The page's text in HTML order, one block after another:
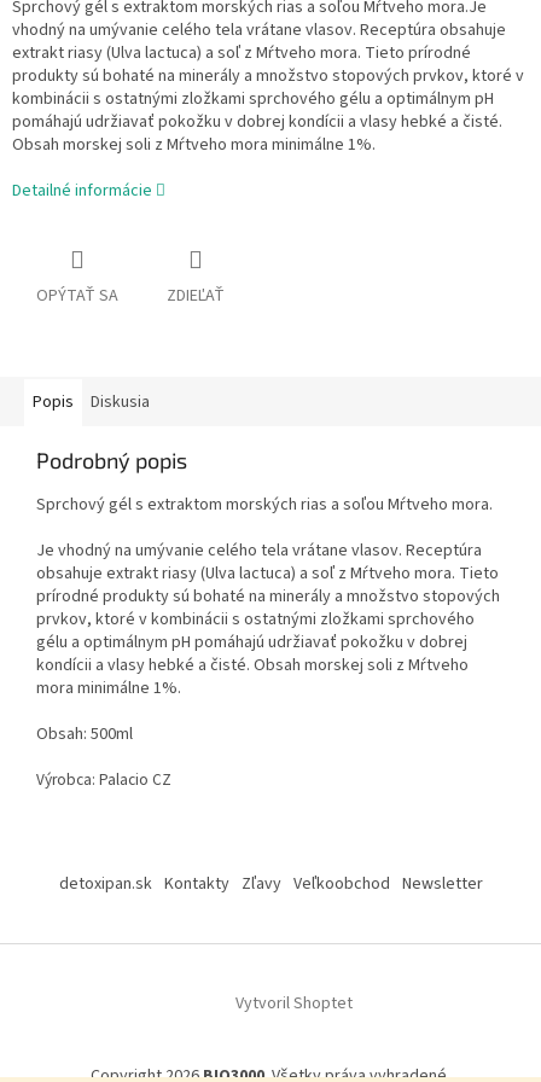
Sprchový gél s extraktom morských rias a soľou Mŕtveho mora.Je
vhodný na umývanie celého tela vrátane vlasov. Receptúra obsahuje
extrakt riasy (Ulva lactuca) a soľ z Mŕtveho mora. Tieto prírodné
produkty sú bohaté na minerály a množstvo stopových prvkov, ktoré v
kombinácii s ostatnými zložkami sprchového gélu a optimálnym pH
pomáhajú udržiavať pokožku v dobrej kondícii a vlasy hebké a čisté.
Obsah morskej soli z Mŕtveho mora minimálne 1%.
Detailné informácie
OPÝTAŤ SA ZDIEĽAŤ
Popis Diskusia
Podrobný popis
Sprchový gél s extraktom morských rias a soľou Mŕtveho mora.
Je vhodný na umývanie celého tela vrátane vlasov. Receptúra
obsahuje extrakt riasy (Ulva lactuca) a soľ z Mŕtveho mora. Tieto
prírodné produkty sú bohaté na minerály a množstvo stopových
prvkov, ktoré v kombinácii s ostatnými zložkami sprchového
gélu a optimálnym pH pomáhajú udržiavať pokožku v dobrej
kondícii a vlasy hebké a čisté. Obsah morskej soli z Mŕtveho
mora minimálne 1%.
Obsah: 500ml
Výrobca: Palacio CZ
detoxipan.sk Kontakty Zľavy Veľkoobchod Newsletter
Vytvoril Shoptet
Copyright 2026BIO3000. Všetky práva vyhradené.